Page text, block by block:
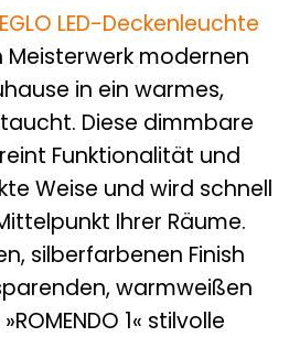
EGLO LED-Deckenleuchte
Meisterwerk modernen
in ein warmes,
Diese dimmbare
Funktionalität und
Weise und wird schnell
Ihrer Räume.
silberfarbenen Finish
warmweißen
1« stilvolle